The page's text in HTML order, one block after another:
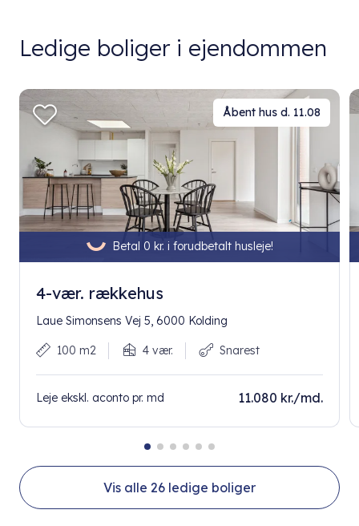
Ledige boliger i ejendommen
Betal 0 kr. i forudbetalt husleje!
Åbent hus d. 11.08
4-vær. rækkehus
Laue Simonsens Vej 5, 6000 Kolding
100 m2 4 vær. Snarest
Leje ekskl. aconto pr. md 11.080 kr./md.
Vis alle 26 ledige boliger